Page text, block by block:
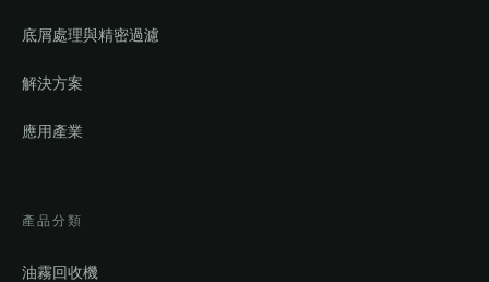
底屑處理與精密過濾
解決方案
應用產業
產品分類
油霧回收機